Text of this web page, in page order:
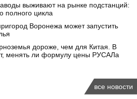
выживают на рынке подстанций:
полного цикла
Воронежа может запустить
дороже, чем для Китая. В
менять ли формулу цены РУСАЛа
все новости